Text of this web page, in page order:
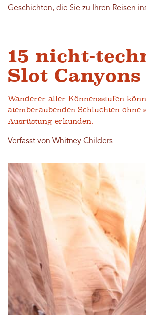
Geschichten, die Sie zu Ihren Reisen
15 nicht-
Slot Canyons
Wanderer aller Könnensstufen
atemberaubenden Schluchten ohne
Ausrüstung erkunden.
Verfasst von Whitney Childers